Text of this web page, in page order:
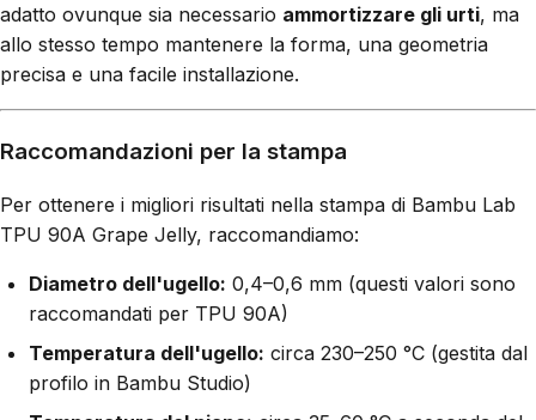
adatto ovunque sia necessario ammortizzare gli urti, ma
allo stesso tempo mantenere la forma, una geometria
precisa e una facile installazione.
Raccomandazioni per la stampa
Per ottenere i migliori risultati nella stampa di Bambu Lab
TPU 90A Grape Jelly, raccomandiamo:
Diametro dell'ugello: 0,4–0,6 mm (questi valori sono
raccomandati per TPU 90A)
Temperatura dell'ugello: circa 230–250 °C (gestita dal
profilo in Bambu Studio)